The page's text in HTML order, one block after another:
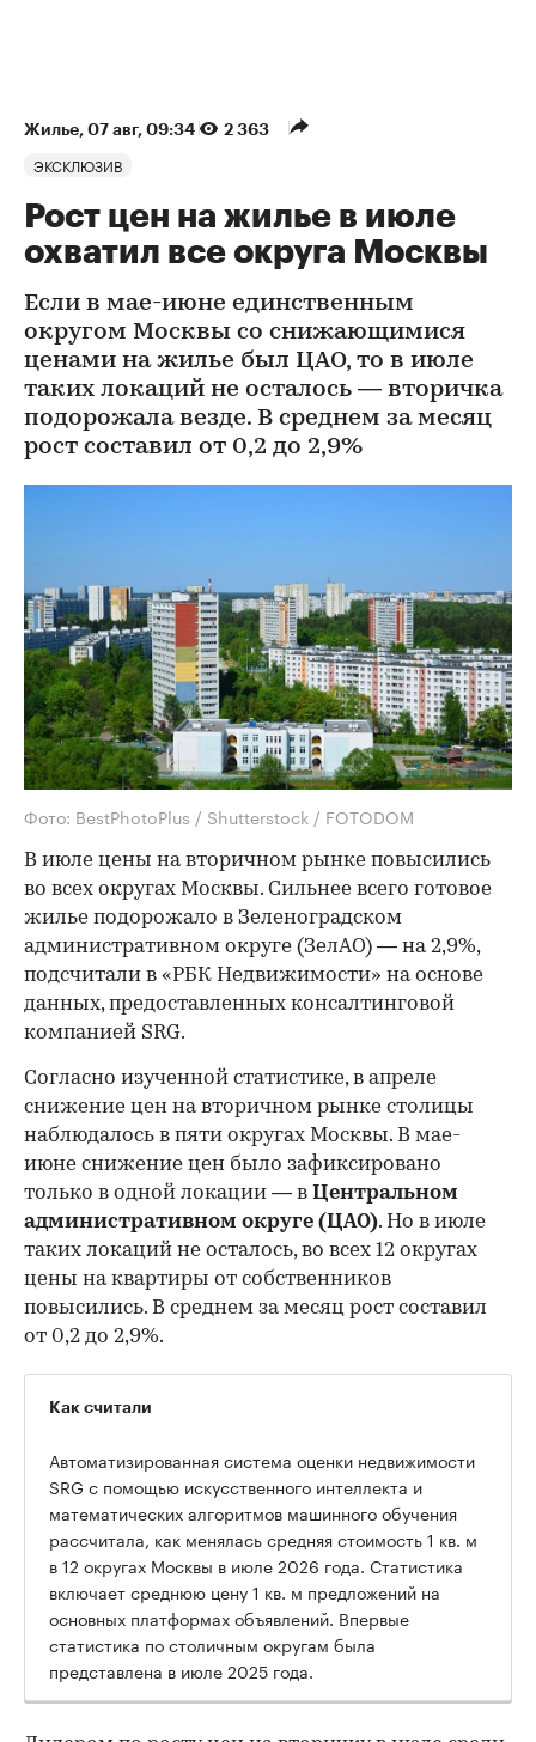
Жилье⁠, 07 авг, 09:34 2 363
ЭКСКЛЮЗИВ
Рост цен на жилье в июле
охватил все округа Москвы
Если в мае-июне единственным
округом Москвы со снижающимися
ценами на жилье был ЦАО, то в июле
таких локаций не осталось — вторичка
подорожала везде. В среднем за месяц
рост составил от 0,2 до 2,9%
Фото: BestPhotoPlus / Shutterstock / FOTODOM
В июле цены на вторичном рынке повысились
во всех округах Москвы. Сильнее всего готовое
жилье подорожало в Зеленоградском
административном округе (ЗелАО) — на 2,9%,
подсчитали в «РБК Недвижимости» на основе
данных, предоставленных консалтинговой
компанией SRG.
Согласно изученной статистике, в апреле
снижение цен на вторичном рынке столицы
наблюдалось в пяти округах Москвы. В мае-
июне снижение цен было зафиксировано
только в одной локации — в Центральном
административном округе (ЦАО). Но в июле
таких локаций не осталось, во всех 12 округах
цены на квартиры от собственников
повысились. В среднем за месяц рост составил
от 0,2 до 2,9%.
Как считали
Автоматизированная система оценки недвижимости
SRG с помощью искусственного интеллекта и
математических алгоритмов машинного обучения
рассчитала, как менялась средняя стоимость 1 кв. м
в 12 округах Москвы в июле 2026 года. Статистика
включает среднюю цену 1 кв. м предложений на
основных платформах объявлений. Впервые
статистика по столичным округам была
представлена в июле 2025 года.